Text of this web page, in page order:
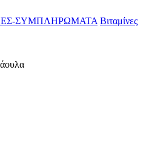
ΣΥΜΠΛΗΡΩΜΑΤΑ Βιταμίνες